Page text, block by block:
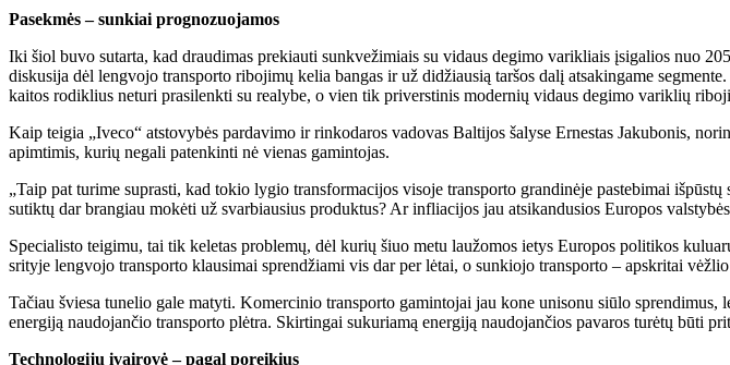
Pasekmės – sunkiai prognozuojamos
Iki šiol buvo sutarta, kad draudimas prekiauti sunkvežimiais su vidaus degimo varikliais įsigalios nuo
diskusija dėl lengvojo transporto ribojimų kelia bangas ir už didžiausią taršos dalį atsakingame
kaitos rodiklius neturi prasilenkti su realybe, o vien tik priverstinis modernių vidaus degimo variklių
Kaip teigia „Iveco“ atstovybės pardavimo ir rinkodaros vadovas Baltijos šalyse Ernestas Jakubonis,
apimtimis, kurių negali patenkinti nė vienas gamintojas.
„Taip pat turime suprasti, kad tokio lygio transformacijos visoje transporto grandinėje pastebimai
sutiktų dar brangiau mokėti už svarbiausius produktus? Ar infliacijos jau atsikandusios Europos
Specialisto teigimu, tai tik keletas problemų, dėl kurių šiuo metu laužomos ietys Europos politikos
srityje lengvojo transporto klausimai sprendžiami vis dar per lėtai, o sunkiojo transporto – apskritai
Tačiau šviesa tunelio gale matyti. Komercinio transporto gamintojai jau kone unisonu siūlo
energiją naudojančio transporto plėtra. Skirtingai sukuriamą energiją naudojančios pavaros turėtų būti
Technologijų įvairovė – pagal poreikius